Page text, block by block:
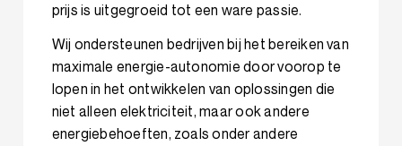
prijs is uitgegroeid tot een ware passie.
Wij ondersteunen bedrijven bij het bereiken van
maximale energie-autonomie door voorop te
lopen in het ontwikkelen van oplossingen die
niet alleen elektriciteit, maar ook andere
energiebehoeften, zoals onder andere